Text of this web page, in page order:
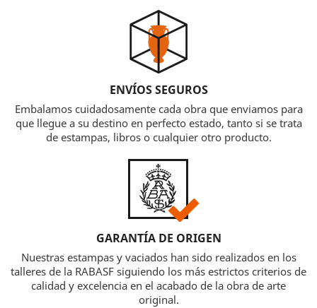
ENVÍOS SEGUROS
Embalamos cuidadosamente cada obra que enviamos para
que llegue a su destino en perfecto estado, tanto si se trata
de estampas, libros o cualquier otro producto.
GARANTÍA DE ORIGEN
Nuestras estampas y vaciados han sido realizados en los
talleres de la RABASF siguiendo los más estrictos criterios de
calidad y excelencia en el acabado de la obra de arte
original.